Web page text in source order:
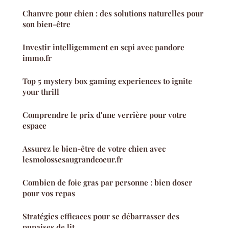
Chanvre pour chien : des solutions naturelles pour
son bien-être
Investir intelligemment en scpi avec pandore
immo.fr
Top 5 mystery box gaming experiences to ignite
your thrill
Comprendre le prix d'une verrière pour votre
espace
Assurez le bien-être de votre chien avec
lesmolossesaugrandcoeur.fr
Combien de foie gras par personne : bien doser
pour vos repas
Stratégies efficaces pour se débarrasser des